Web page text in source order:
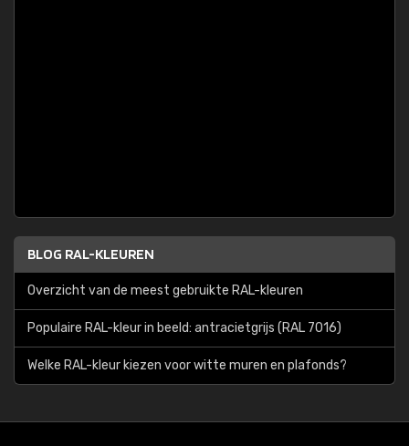
BLOG RAL-KLEUREN
Overzicht van de meest gebruikte RAL-kleuren
Populaire RAL-kleur in beeld: antracietgrijs (RAL 7016)
Welke RAL-kleur kiezen voor witte muren en plafonds?